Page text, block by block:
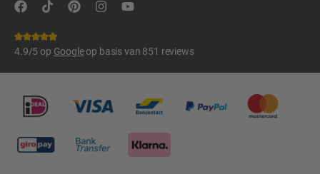
4.9/5 op Googleop basis van 851 reviews